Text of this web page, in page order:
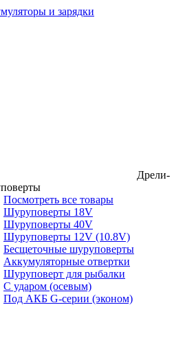
и зарядки
Дрели-
Посмотреть все товары
Шуруповерты 18V
Шуруповерты 40V
Шуруповерты 12V (10.8V)
Бесщеточные шуруповерты
Аккумуляторные отвертки
Шуруповерт для рыбалки
С ударом (осевым)
Под АКБ G-серии (эконом)